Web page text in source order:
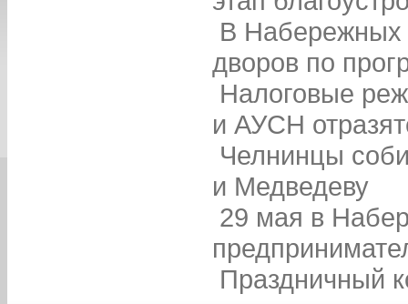
В Набережных
дворов по
Налоговые
и АУСН
Челнинцы
и Медведеву
29 мая в
Праздничный